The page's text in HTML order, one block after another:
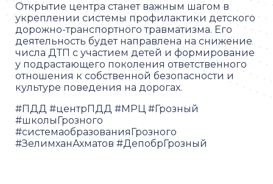
Открытие центра станет важным шагом в
укреплении системы профилактики детского
дорожно-транспортного травматизма. Его
деятельность будет направлена на снижение
числа ДТП с участием детей и формирование
у подрастающего поколения ответственного
отношения к собственной безопасности и
культуре поведения на дорогах.
#ПДД #центрПДД #МРЦ #Грозный
#школыГрозного
#системаобразованияГрозного
#ЗелимханАхматов #ДепобрГрозный